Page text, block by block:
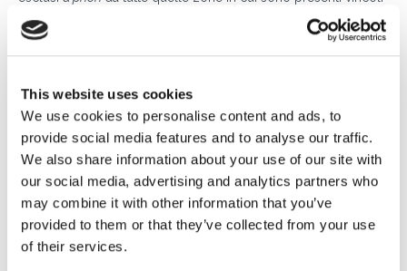
This website uses cookies
We use cookies to personalise content and ads, to
provide social media features and to analyse our traffic.
We also share information about your use of our site with
our social media, advertising and analytics partners who
may combine it with other information that you’ve
provided to them or that they’ve collected from your use
of their services.
paesaggistici, ma va valutato caso per caso
il corretto e
ottimale inserimento dei pannelli sull’edificio e nel
Le soluzioni Sun Ballast
Nella vasta gamma di prodotti Sun Ballast, vi sono
zavorre con un’inclinazione tale da non essere di
disturbo per il paesaggio circostante l’edificio.
Stiamo parlando delle inclinazioni che vanno da 0° e 3°,
che sono quelle maggiormente utilizzate quando l’obiettivo è